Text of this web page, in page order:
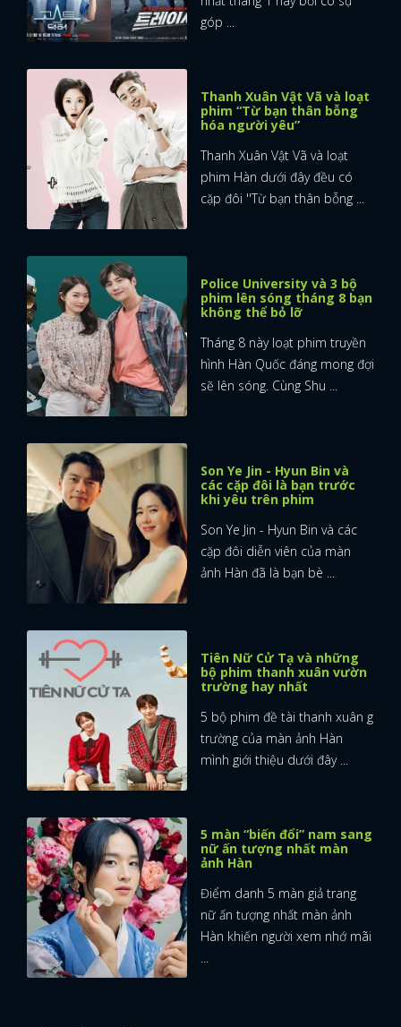
góp ...
Thanh Xuân Vật Vã và loạt
phim “Từ bạn thân bỗng
hóa người yêu”
Thanh Xuân Vật Vã và loạt
phim Hàn dưới đây đều có
cặp đôi ''Từ bạn thân bỗng ...
Police University và 3 bộ
phim lên sóng tháng 8 bạn
không thể bỏ lỡ
Tháng 8 này loạt phim truyền
hình Hàn Quốc đáng mong đợi
sẽ lên sóng. Cùng Shu ...
Son Ye Jin - Hyun Bin và
các cặp đôi là bạn trước
khi yêu trên phim
Son Ye Jin - Hyun Bin và các
cặp đôi diễn viên của màn
ảnh Hàn đã là bạn bè ...
Tiên Nữ Cử Tạ và những
bộ phim thanh xuân vườn
trường hay nhất
5 bộ phim đề tài thanh xuân g
trường của màn ảnh Hàn
mình giới thiệu dưới đây ...
5 màn “biến đổi” nam sang
nữ ấn tượng nhất màn
ảnh Hàn
Điểm danh 5 màn giả trang
nữ ấn tượng nhất màn ảnh
Hàn khiến người xem nhớ mãi
...